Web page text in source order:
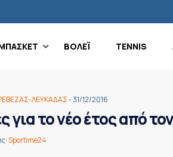
ΒΟΛΕΪ TENNIS
ΛΕΥΚΑΔΑΣ- 31/12/2016
για το νέο έτος από
Sportime24